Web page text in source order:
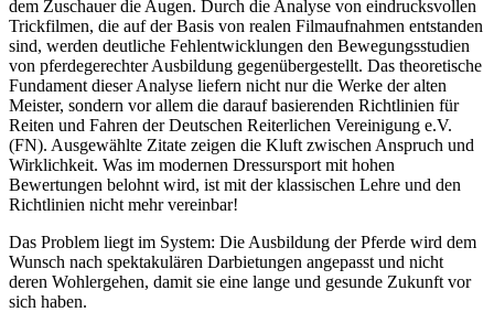
dem Zuschauer die Augen. Durch die Analyse von eindrucksvollen
Trickfilmen, die auf der Basis von realen Filmaufnahmen entstanden
sind, werden deutliche Fehlentwicklungen den Bewegungsstudien
von pferdegerechter Ausbildung gegenübergestellt. Das theoretische
Fundament dieser Analyse liefern nicht nur die Werke der alten
Meister, sondern vor allem die darauf basierenden Richtlinien für
Reiten und Fahren der Deutschen Reiterlichen Vereinigung e.V.
(FN). Ausgewählte Zitate zeigen die Kluft zwischen Anspruch und
Wirklichkeit. Was im modernen Dressursport mit hohen
Bewertungen belohnt wird, ist mit der klassischen Lehre und den
Richtlinien nicht mehr vereinbar!
Das Problem liegt im System: Die Ausbildung der Pferde wird dem
Wunsch nach spektakulären Darbietungen angepasst und nicht
deren Wohlergehen, damit sie eine lange und gesunde Zukunft vor
sich haben.